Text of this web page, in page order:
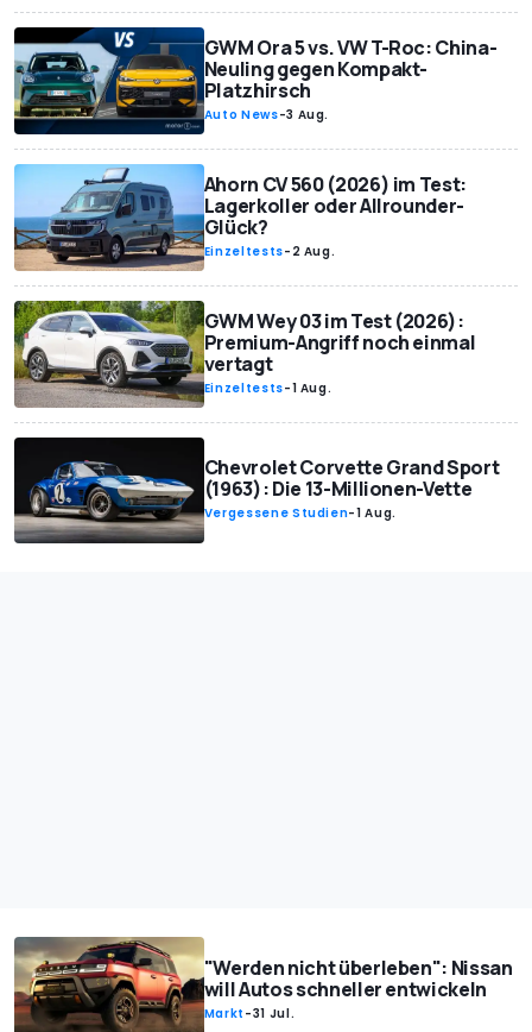
GWM Ora 5 vs. VW T-Roc: China-
Neuling gegen Kompakt-
Platzhirsch
Auto News-3 Aug.
Ahorn CV 560 (2026) im Test:
Lagerkoller oder Allrounder-
Glück?
Einzeltests- 2 Aug.
GWM Wey 03 im Test (2026):
Premium-Angriff noch einmal
vertagt
Einzeltests-1 Aug.
Chevrolet Corvette Grand Sport
(1963): Die 13-Millionen-Vette
Vergessene Studien-1 Aug.
"Werden nicht überleben": Nissan
will Autos schneller entwickeln
Markt -31 Jul.